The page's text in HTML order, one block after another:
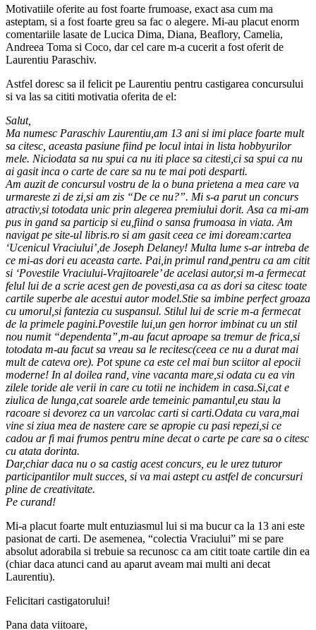
Motivatiile oferite au fost foarte frumoase, exact asa cum ma
asteptam, si a fost foarte greu sa fac o alegere. Mi-au placut enorm
comentariile lasate de Lucica Dima, Diana, Beaflory, Camelia,
Andreea Toma si Coco, dar cel care m-a cucerit a fost oferit de
Laurentiu Paraschiv.
Astfel doresc sa il felicit pe Laurentiu pentru castigarea concursului
si va las sa cititi motivatia oferita de el:
Salut,
Ma numesc Paraschiv Laurentiu,am 13 ani si imi place foarte mult
sa citesc, aceasta pasiune fiind pe locul intai in lista hobbyurilor
mele. Niciodata sa nu spui ca nu iti place sa citesti,ci sa spui ca nu
ai gasit inca o carte de care sa nu te mai poti desparti.
Am auzit de concursul vostru de la o buna prietena a mea care va
urmareste zi de zi,si am zis “De ce nu?”. Mi s-a parut un concurs
atractiv,si totodata unic prin alegerea premiului dorit. Asa ca mi-am
pus in gand sa particip si eu,fiind o sansa frumoasa in viata. Am
navigat pe site-ul libris.ro si am gasit ceea ce imi doream:cartea
‘Ucenicul Vraciului’,de Joseph Delaney! Multa lume s-ar intreba de
ce mi-as dori eu aceasta carte. Pai,in primul rand,pentru ca am citit
si ‘Povestile Vraciului-Vrajitoarele’ de acelasi autor,si m-a fermecat
felul lui de a scrie acest gen de povesti,asa ca as dori sa citesc toate
cartile superbe ale acestui autor model.Stie sa imbine perfect groaza
cu umorul,si fantezia cu suspansul. Stilul lui de scrie m-a fermecat
de la primele pagini.Povestile lui,un gen horror imbinat cu un stil
nou numit “dependenta”,m-au facut aproape sa tremur de frica,si
totodata m-au facut sa vreau sa le recitesc(ceea ce nu a durat mai
mult de cateva ore). Pot spune ca este cel mai bun sciitor al epocii
moderne! In al doilea rand, vine vacanta mare,si odata cu ea vin
zilele toride ale verii in care cu totii ne inchidem in casa.Si,cat e
ziulica de lunga,cat soarele arde temeinic pamantul,eu stau la
racoare si devorez ca un varcolac carti si carti.Odata cu vara,mai
vine si ziua mea de nastere care se apropie cu pasi repezi,si ce
cadou ar fi mai frumos pentru mine decat o carte pe care sa o citesc
cu atata dorinta.
Dar,chiar daca nu o sa castig acest concurs, eu le urez tuturor
participantilor mult succes, si va mai astept cu astfel de concursuri
pline de creativitate.
Pe curand!
Mi-a placut foarte mult entuziasmul lui si ma bucur ca la 13 ani este
pasionat de carti. De asemenea, “colectia Vraciului” mi se pare
absolut adorabila si trebuie sa recunosc ca am citit toate cartile din ea
(chiar daca atunci cand au aparut aveam mai multi ani decat
Laurentiu).
Felicitari castigatorului!
Pana data viitoare,